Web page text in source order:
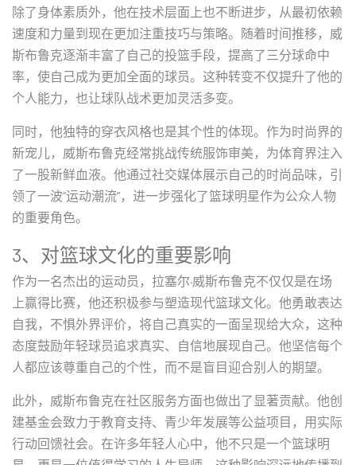
除了身体素质外，他在技术层面上也不断进步，从最初依赖
速度和力量到现在更加注重技巧与策略。随着时间推移，威
斯布鲁克逐渐丰富了自己的投篮手段，提高了三分球命中
率，使自己成为更加全面的球员。这种转变不仅提升了他的
个人能力，也让球队战术更加灵活多变。
同时，他独特的穿衣风格也是其个性的体现。作为时尚界的
新宠儿，威斯布鲁克经常挑战传统服饰审美，为体育界注入
了一股新鲜血液。他通过社交媒体展示自己的时尚品味，引
领了一波“运动潮流”，进一步强化了篮球明星作为公众人物
的重要角色。
3、对篮球文化的重要影响
作为一名杰出的运动员，拉塞尔·威斯布鲁克不仅仅是在场
上赢得比赛，他还积极参与塑造现代篮球文化。他勇敢表达
自我，不惧外界评价，将自己真实的一面呈现给大众，这种
态度鼓励年轻球员追求真实、自信地展现自己。他坚信每个
人都应该尊重自己的个性，而不是盲目迎合别人的期望。
此外，威斯布鲁克在社区服务方面也做出了显著贡献。他创
建基金会致力于教育支持、青少年发展等公益项目，用实际
行动回馈社会。在许多年轻人心中，他不只是一个篮球明